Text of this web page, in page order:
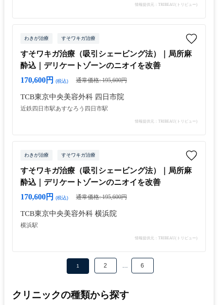
情報提供元：TRIBEAU(トリビュー)
わきが治療 すそワキガ治療
すそワキガ治療（吸引シェービング法）｜局所麻
酔込｜デリケートゾーンのニオイを改善
170,600円
(税込) 通常価格: 195,600円
TCB東京中央美容外科 四日市院
近鉄四日市駅あすなろう四日市駅
情報提供元：TRIBEAU(トリビュー)
わきが治療 すそワキガ治療
すそワキガ治療（吸引シェービング法）｜局所麻
酔込｜デリケートゾーンのニオイを改善
170,600円
(税込) 通常価格: 195,600円
TCB東京中央美容外科 横浜院
横浜駅
情報提供元：TRIBEAU(トリビュー)
1 2 … 6
クリニックの種類から探す